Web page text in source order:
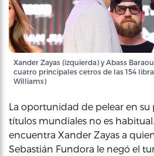
Xander Zayas (izquierda) y Abass
cuatro principales cetros de las 154
Williams)
La oportunidad de pelear en
títulos mundiales no es
encuentra Xander Zayas a
Sebastián Fundora le negó el